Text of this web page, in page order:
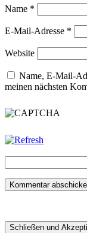
Name *
E-Mail-Adresse *
Website
Name, E-Mail-
meinen nächsten